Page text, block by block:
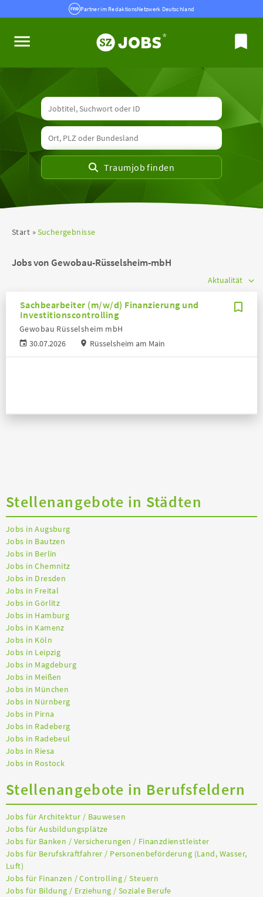
Partner im RedaktionsNetzwerk Deutschland
Start Suchergebnisse
Jobs von Gewobau-Rüsselsheim-mbH
Sachbearbeiter (m/w/d) Finanzierung und
Investitionscontrolling
30.07.2026
Gewobau Rüsselsheim mbH
Rüsselsheim am Main
Stellenangebote in Städten
Jobs in Augsburg
Jobs in Bautzen
Jobs in Berlin
Jobs in Chemnitz
Jobs in Dresden
Jobs in Freital
Jobs in Görlitz
Jobs in Hamburg
Jobs in Kamenz
Jobs in Köln
Jobs in Leipzig
Jobs in Magdeburg
Jobs in Meißen
Jobs in München
Jobs in Nürnberg
Jobs in Pirna
Jobs in Radeberg
Jobs in Radebeul
Jobs in Riesa
Jobs in Rostock
Stellenangebote in Berufsfeldern
Jobs für Architektur / Bauwesen
Jobs für Ausbildungsplätze
Jobs für Banken / Versicherungen / Finanzdienstleister
Jobs für Berufskraftfahrer / Personenbeförderung (Land, Wasser,
Luft)
Jobs für Finanzen / Controlling / Steuern
Jobs für Bildung / Erziehung / Soziale Berufe